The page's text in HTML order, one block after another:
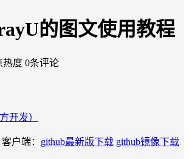
的图文使用教程
热度 0条评论
开发）
户端： github最新版下载 github镜像下载